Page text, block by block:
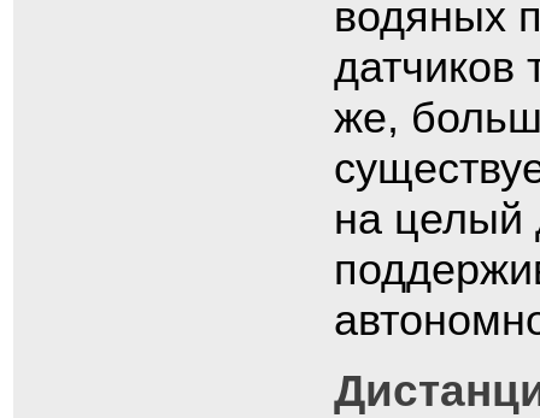
водяных
датчиков
же,
на целый